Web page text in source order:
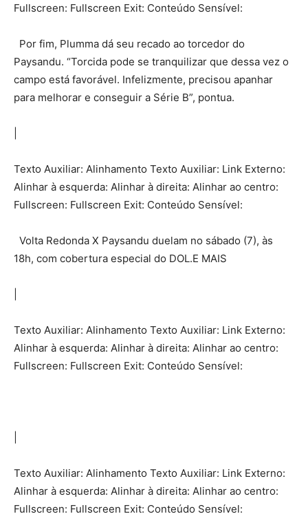
Fullscreen: Fullscreen Exit: Conteúdo Sensível:
Por fim, Plumma dá seu recado ao torcedor do
Paysandu. “Torcida pode se tranquilizar que dessa vez o
campo está favorável. Infelizmente, precisou apanhar
para melhorar e conseguir a Série B”, pontua.
Texto Auxiliar: Alinhamento Texto Auxiliar: Link Externo:
Alinhar à esquerda: Alinhar à direita: Alinhar ao centro:
Fullscreen: Fullscreen Exit: Conteúdo Sensível:
Volta Redonda X Paysandu duelam no sábado (7), às
18h, com cobertura especial do DOL.E MAIS
Texto Auxiliar: Alinhamento Texto Auxiliar: Link Externo:
Alinhar à esquerda: Alinhar à direita: Alinhar ao centro:
Fullscreen: Fullscreen Exit: Conteúdo Sensível:
Texto Auxiliar: Alinhamento Texto Auxiliar: Link Externo:
Alinhar à esquerda: Alinhar à direita: Alinhar ao centro:
Fullscreen: Fullscreen Exit: Conteúdo Sensível: